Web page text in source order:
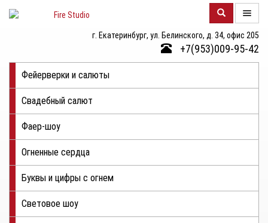
г. Екатеринбург, ул. Белинского, д. 34, офис 205
+7(953)009-95-42
КАТАЛОГ
ФОТОГАЛЕРЕЯ
КОНТАКТЫ
ЦЕНЫ
ОТЗЫВЫ
Фейерверки и салюты
Свадебный салют
Фаер-шоу
Огненные сердца
Буквы и цифры с огнем
Световое шоу